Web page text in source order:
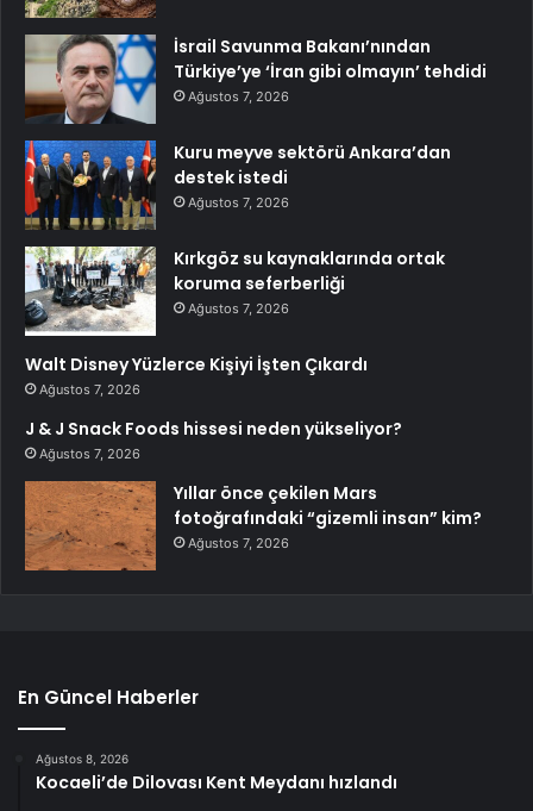
İsrail Savunma Bakanı’nından
Türkiye’ye ‘İran gibi olmayın’ tehdidi
Ağustos 7, 2026
Kuru meyve sektörü Ankara’dan
destek istedi
Ağustos 7, 2026
Kırkgöz su kaynaklarında ortak
koruma seferberliği
Ağustos 7, 2026
Walt Disney Yüzlerce Kişiyi İşten Çıkardı
Ağustos 7, 2026
J & J Snack Foods hissesi neden yükseliyor?
Ağustos 7, 2026
Yıllar önce çekilen Mars
fotoğrafındaki “gizemli insan” kim?
Ağustos 7, 2026
En Güncel Haberler
Ağustos 8, 2026
Kocaeli’de Dilovası Kent Meydanı hızlandı